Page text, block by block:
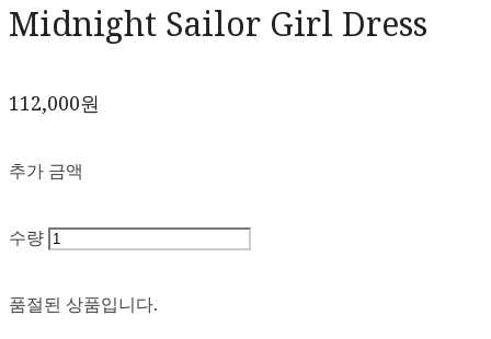
Midnight Sailor Girl Dress
112,000원
추가 금액
수량
품절된 상품입니다.